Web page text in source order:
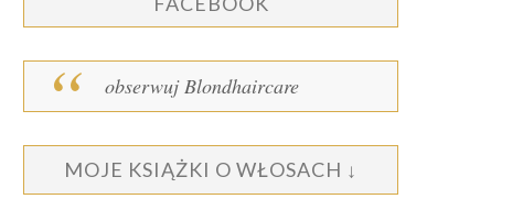
obserwuj Blondhaircare
MOJE KSIĄŻKI O WŁOSACH ↓